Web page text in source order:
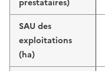
SAU des
exploitations
(ha)